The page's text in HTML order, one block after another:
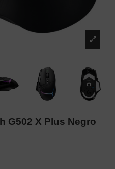
G502 X Plus Negro